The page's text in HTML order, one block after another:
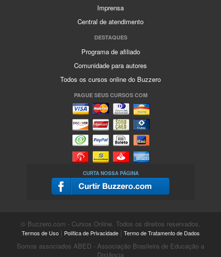
Imprensa
Central de atendimento
DESTAQUES
Programa de afiliado
Comunidade para autores
Todos os cursos online do Buzzero
PAGUE SEUS CURSOS COM
CURTA NOSSA PÁGINA
© Buzzero.com - Cursos Online. Todos os direitos reservados.
Termos de Uso| Política de Privacidade| Termo de Tratamento de Dados
Somos associados ABED - Associação Brasileira de Educação a
Distância